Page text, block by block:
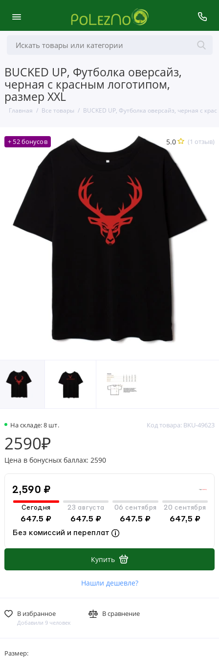
BUCKED UP, Футболка оверсайз,
черная с красным логотипом,
размер XXL
Главная Все товары BUCKED UP, Футболка оверсайз, черная с
+ 52 бонусов 5.0 (1 отзыв)
На складе: 8 шт. Код товара: BKU-49623
2590₽
Цена в бонусных баллах: 2590
2,590 ₽
Сегодня
647.5 ₽
23 августа
647.5 ₽
06 сентября
647.5 ₽
20 сентября
647,5 ₽
Без комиссий и переплат
Купить
Нашли дешевле?
В избранное
Добавили 9 человек
В сравнение
Размер: